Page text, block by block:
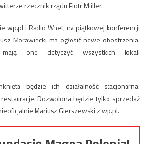
rzecznik rządu Piotr Müller.
wp.pl i Radio Wnet, na piątkowej konferencji
Morawiecki ma ogłosić nowe obostrzenia.
mają one dotyczyć wszystkich lokali
będzie ich działalność stacjonarna.
Dozwolona będzie tylko sprzedaż
Mariusz Gierszewski z wp.pl.